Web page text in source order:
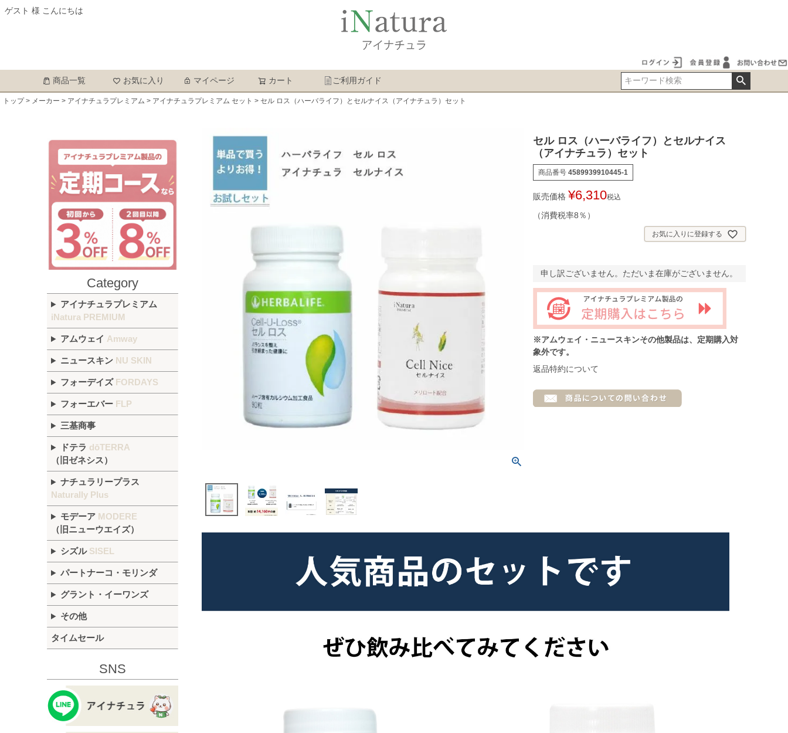
ゲスト 様 こんにちは
商品一覧 お気に入り マイページ カート ご利用ガイド
トップ メーカー アイナチュラプレミアム アイナチュラプレミアム セット セル ロス（ハーバライフ）とセルナイス（アイナチュラ）セット
Category
アイナチュラプレミアム
iNatura PREMIUM
アムウェイ Amway
ニュースキン NU SKIN
フォーデイズ FORDAYS
フォーエバー FLP
三基商事
ドテラ dōTERRA
（旧ゼネシス）
ナチュラリープラス
Naturally Plus
モデーア MODERE
（旧ニューウエイズ）
シズル SISEL
パートナーコ・モリンダ
グラント・イーワンズ
その他
タイムセール
SNS
セル ロス（ハーバライフ）とセルナイス
（アイナチュラ）セット
商品番号 4589939910445-1
販売価格 ¥6,310税込
（消費税率8％）
お気に入りに登録する
申し訳ございません。ただいま在庫がございません。
※アムウェイ・ニュースキンその他製品は、定期購入対
象外です。
返品特約について